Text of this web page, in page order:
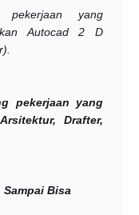
pekerjaan yang
Autocad 2 D
pekerjaan yang
Drafter,
Sampai Bisa